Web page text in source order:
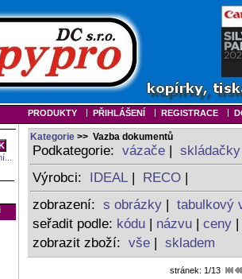
PRODUKTY PŘIHLÁŠENÍ REGISTRACE
Kategorie >> Vazba dokumentů
Podkategorie: vázače | skládačky
Výrobci: IDEAL | RECO |
zobrazení: s obrázky | tabulkový
seřadit podle: kódu | názvu | ceny |
zobrazit zboží: vše | skladem
stránek: 1/13